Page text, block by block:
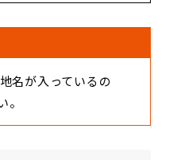
名が入っているの